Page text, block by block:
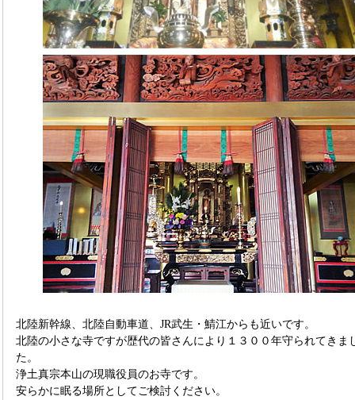
北陸新幹線、北陸自動車道、JR武生・鯖江からも近いです。
北陸の小さな寺ですが歴代の皆さんにより１３００年守られてきま
た。
浄土真宗本山の現職役員のお寺です。
安らかに眠る場所としてご検討ください。